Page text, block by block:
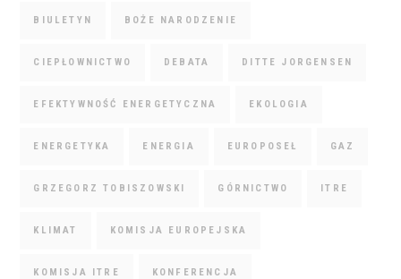
BIULETYN BOŻE NARODZENIE
CIEPŁOWNICTWO DEBATA DITTE JORGENSEN
EFEKTYWNOŚĆ ENERGETYCZNA EKOLOGIA
ENERGETYKA ENERGIA EUROPOSEŁ GAZ
GRZEGORZ TOBISZOWSKI GÓRNICTWO ITRE
KLIMAT KOMISJA EUROPEJSKA
KOMISJA ITRE KONFERENCJA